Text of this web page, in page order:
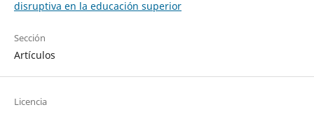
disruptiva en la educación superior
Sección
Artículos
Licencia